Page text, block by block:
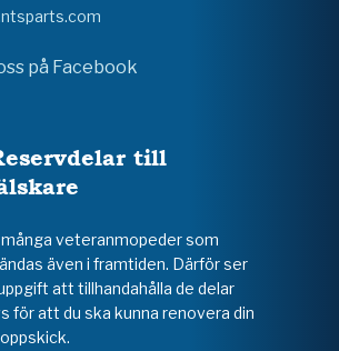
på Facebook
till
många veteranmopeder som
även i framtiden. Därför ser
att tillhandahålla de delar
för att du ska kunna renovera din